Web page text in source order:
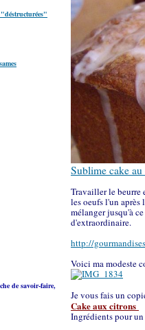
de savoir-faire,
Sublime cake
Travailler le beurre
les oeufs l'un
mélanger jusqu'à
d'extraordinaire.
http://
Voici ma modeste
Je vous fais un
Cake aux citrons
Ingrédients pour